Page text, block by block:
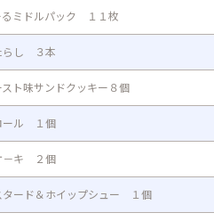
るミドルパック １１枚
らし ３本
ト味サンドクッキー８個
ール １個
－キ ２個
ード＆ホイップシュー １個